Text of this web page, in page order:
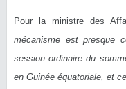
Pour la ministre des
mécanisme est presque
session ordinaire du
en Guinée équatoriale, et